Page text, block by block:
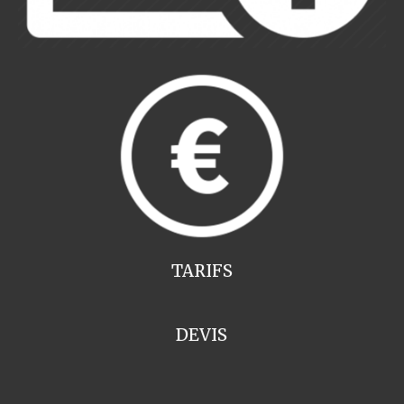
TARIFS
DEVIS